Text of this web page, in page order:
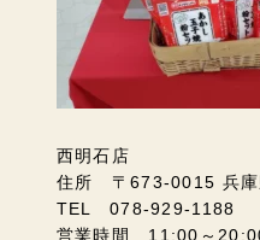
西明石店
住所 〒673-0015 兵庫
TEL 078-929-1188
営業時間 11:00～